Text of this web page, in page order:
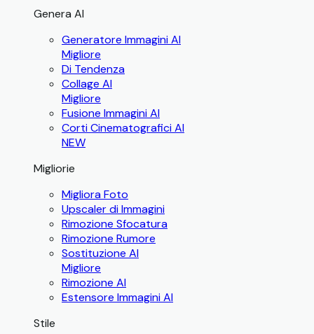
Genera AI
Generatore Immagini AI
Migliore
Di Tendenza
Collage AI
Migliore
Fusione Immagini AI
Corti Cinematografici AI
NEW
Migliorie
Migliora Foto
Upscaler di Immagini
Rimozione Sfocatura
Rimozione Rumore
Sostituzione AI
Migliore
Rimozione AI
Estensore Immagini AI
Stile